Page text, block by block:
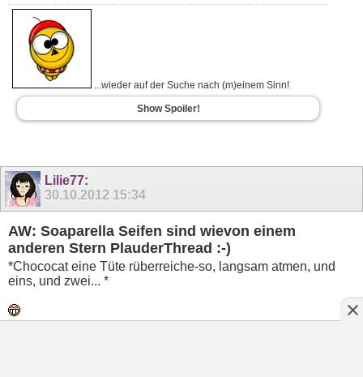
...wieder auf der Suche nach (m)einem Sinn!
Show Spoiler!
Lilie77:
30.10.2012 15:34
AW: Soaparella Seifen sind wievon einem
anderen Stern PlauderThread :-)
*Chococat eine Tüte rüberreiche-so, langsam atmen, und
eins, und zwei... *